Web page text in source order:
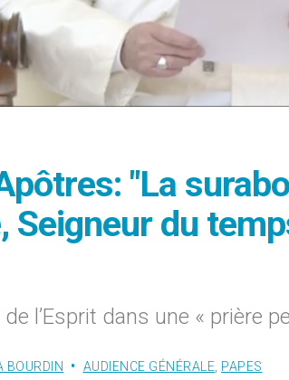
"La
Seigneur du
l’Esprit dans une « prière
BOURDIN AUDIENCE GÉNÉRALE PAPES